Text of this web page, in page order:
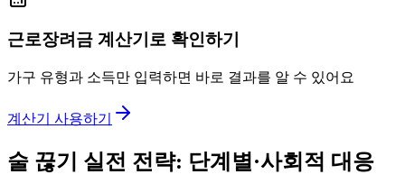
근로장려금 계산기로 확인하기
가구 유형과 소득만 입력하면 바로 결과를 알 수 있어요
계산기 사용하기
술 끊기 실전 전략: 단계별·사회적 대응